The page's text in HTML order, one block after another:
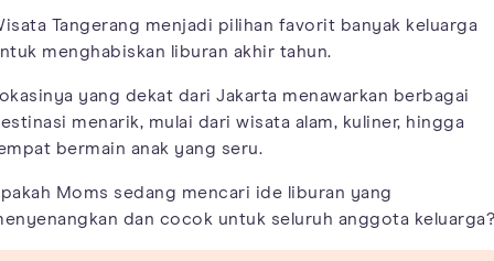
Tangerang menjadi pilihan favorit banyak keluarga
menghabiskan liburan akhir tahun.
yang dekat dari Jakarta menawarkan berbagai
menarik, mulai dari wisata alam, kuliner, hingga
bermain anak yang seru.
Moms sedang mencari ide liburan yang
dan cocok untuk seluruh anggota keluarga?